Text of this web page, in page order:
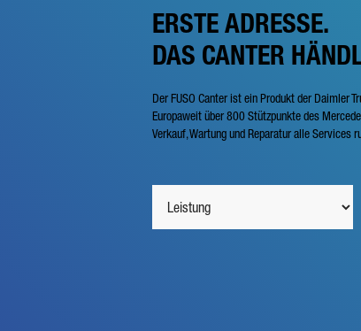
ERSTE ADRESSE.
DAS CANTER
Der FUSO Canter ist ein Produkt der Daimler
Europaweit über 800 Stützpunkte des
Verkauf, Wartung und Reparatur alle Services